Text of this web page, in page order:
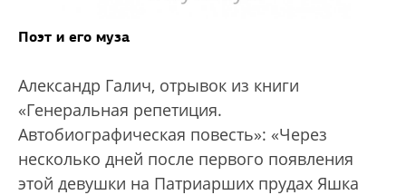
Поэт и его муза
Александр Галич, отрывок из книги
«Генеральная репетиция.
Автобиографическая повесть»: «Через
несколько дней после первого появления
этой девушки на Патриарших прудах Яшка